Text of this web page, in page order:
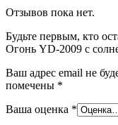
Отзывов пока нет.
Будьте первым, кто
Огонь YD-2009 с
Ваш адрес email не
помечены *
Ваша оценка *